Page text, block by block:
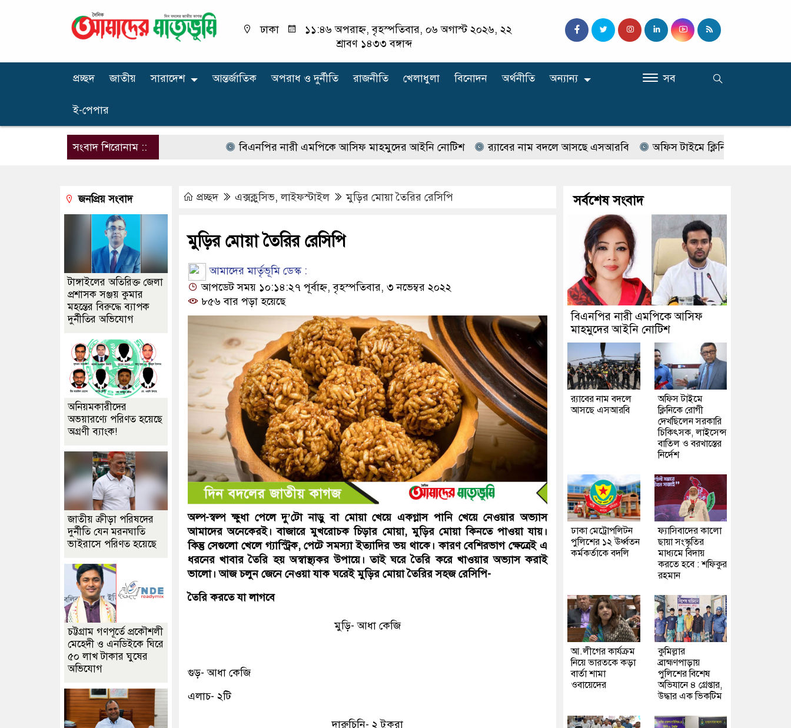
ঢাকা
১১:৪৬ অপরাহ্ন, বৃহস্পতিবার, ০৬ অগাস্ট ২০২৬, ২২
শ্রাবণ ১৪৩৩ বঙ্গাব্দ
প্রচ্ছদ জাতীয় সারাদেশ আন্তর্জাতিক অপরাধ ‍ও দুর্নীতি রাজনীতি খেলাধুলা বিনোদন অর্থনীতি অন্যান্য
ই-পেপার
সব
সংবাদ শিরোনাম :: বিএনপির নারী এমপিকে আসিফ মাহমুদের আইনি নোটিশ র‍্যাবের নাম বদলে আসছে এসআরবি অফিস টাইমে ক্লিনিকে রোগী দেখছিলেন
প্রচ্ছদ এক্সক্লুসিভ,লাইফস্টাইল মুড়ির মোয়া তৈরির রেসিপি
মুড়ির মোয়া তৈরির রেসিপি
আমাদের মার্তৃভূমি ডেস্ক :
আপডেট সময় ১০:১৪:২৭ পূর্বাহ্ন, বৃহস্পতিবার, ৩ নভেম্বর ২০২২
৮৫৬ বার পড়া হয়েছে
অল্প-স্বল্প ক্ষুধা পেলে দু’টো নাড়ু বা মোয়া খেয়ে একগ্লাস পানি খেয়ে নেওয়ার অভ্যাস
আমাদের অনেকেরই। বাজারে মুখরোচক চিড়ার মোয়া, মুড়ির মোয়া কিনতে পাওয়া যায়।
কিন্তু সেগুলো খেলে গ্যাস্ট্রিক, পেটে সমস্যা ইত্যাদির ভয় থাকে। কারণ বেশিরভাগ ক্ষেত্রেই এ
ধরনের খাবার তৈরি হয় অস্বাস্থ্যকর উপায়ে। তাই ঘরে তৈরি করে খাওয়ার অভ্যাস করাই
ভালো। আজ চলুন জেনে নেওয়া যাক ঘরেই মুড়ির মোয়া তৈরির সহজ রেসিপি-
তৈরি করতে যা লাগবে
মুড়ি- আধা কেজি
গুড়- আধা কেজি
এলাচ- ২টি
দারুচিনি- ২ টুকরা
জনপ্রিয় সংবাদ
টাঙ্গাইলের অতিরিক্ত জেলা
প্রশাসক সঞ্জয় কুমার
মহন্তের বিরুদ্ধে ব্যাপক
দুর্নীতির অভিযোগ
অনিয়মকারীদের
অভয়ারণ্যে পরিণত হয়েছে
অগ্রণী ব্যাংক!
জাতীয় ক্রীড়া পরিষদের
দুর্নীতি যেন মরনঘাতি
ভাইরাসে পরিণত হয়েছে
চট্টগ্রাম গণপূর্তে প্রকৌশলী
মেহেদী ও এনডিইকে ঘিরে
৫০ লাখ টাকার ঘুষের
অভিযোগ
সর্বশেষ সংবাদ
বিএনপির নারী এমপিকে আসিফ
মাহমুদের আইনি নোটিশ
র‍্যাবের নাম বদলে
আসছে এসআরবি
অফিস টাইমে
ক্লিনিকে রোগী
দেখছিলেন সরকারি
চিকিৎসক, লাইসেন্স
বাতিল ও বরখাস্তের
নির্দেশ
ঢাকা মেট্রোপলিটন
পুলিশের ১২ ঊর্ধ্বতন
কর্মকর্তাকে বদলি
ফ্যাসিবাদের কালো
ছায়া সংস্কৃতির
মাধ্যমে বিদায়
করতে হবে : শফিকুর
রহমান
আ.লীগের কার্যক্রম
নিয়ে ভারতকে কড়া
বার্তা শামা
ওবায়েদের
কুমিল্লার
ব্রাহ্মণপাড়ায়
পুলিশের বিশেষ
অভিযানে ৪ গ্রেপ্তার,
উদ্ধার এক ভিকটিম